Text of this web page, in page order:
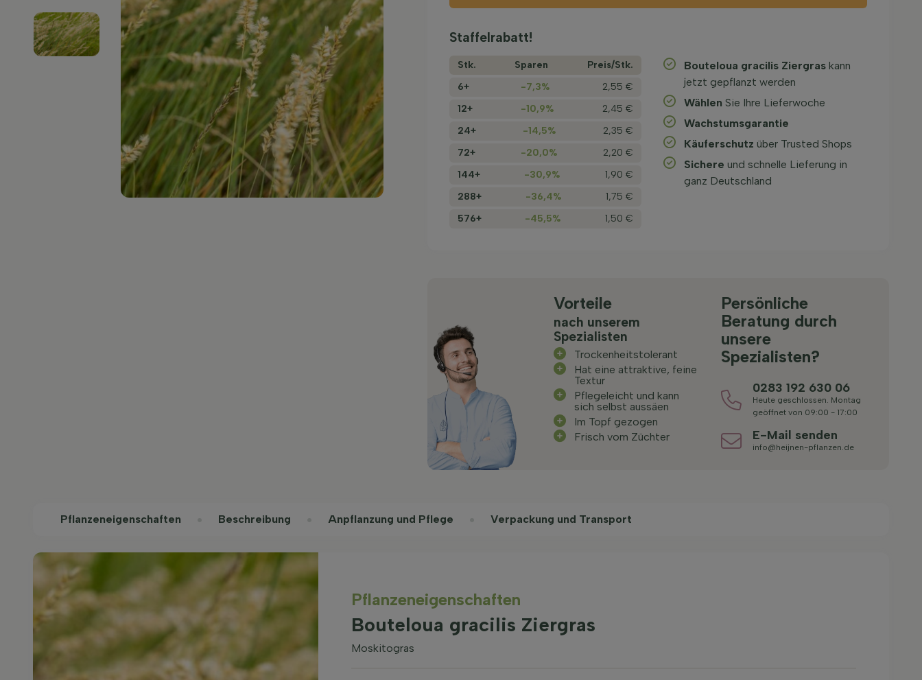
Staffelrabatt!
Stk. Sparen
Preis/­Stk.
6+
-7,3%
2,55 €
12+
-10,9%
2,45 €
24+
-14,5%
2,35 €
72+
-20,0%
2,20 €
144+
-30,9%
1,90 €
288+
-36,4%
1,75 €
576+
-45,5% 1,50 €
Bouteloua gracilis Ziergras kann
jetzt gepflanzt werden
Wählen Sie Ihre Lieferwoche
Wachstums­garantie
Käuferschutz über Trusted Shops
Sichere und schnelle Lieferung in
ganz Deutschland
Vorteile
nach unserem
Spezialisten
Trockenheitstolerant
Hat eine attraktive, feine
Textur
Pflegeleicht und kann
sich selbst aussäen
Im Topf gezogen
Frisch vom Züchter
Persönliche
Beratung durch
unsere
Spezialisten?
0283 192 630 06
Heute geschlossen. Montag
geöffnet von 09:00 - 17:00
E-Mail senden
info@heijnen-pflanzen.de
Pflanzeneigenschaften Beschreibung Anpflanzung und Pflege Verpackung und Transport
Pflanzeneigenschaften
Bouteloua gracilis Ziergras
Moskitogras